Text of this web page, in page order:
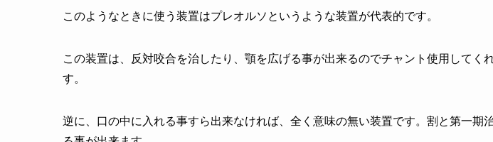
このようなときに使う装置はプレオルソというような装置が代表的です。
この装置は、反対咬合を治したり、顎を広げる事が出来るのでチャント使用してく
す。
逆に、口の中に入れる事すら出来なければ、全く意味の無い装置です。割と第一期